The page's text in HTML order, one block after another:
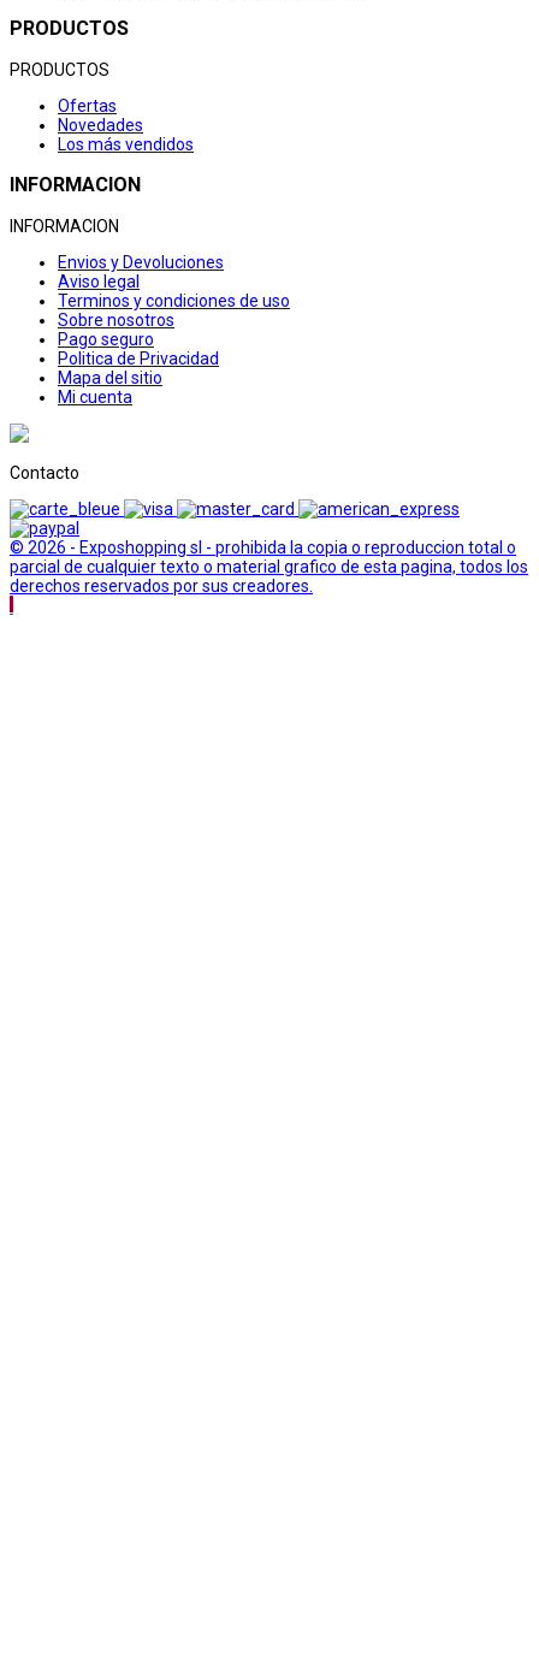
PRODUCTOS
PRODUCTOS
Ofertas
Novedades
Los más vendidos
INFORMACION
INFORMACION
Envios y Devoluciones
Aviso legal
Terminos y condiciones de uso
Sobre nosotros
Pago seguro
Politica de Privacidad
Mapa del sitio
Mi cuenta
Contacto
© 2026 - Exposhopping sl - prohibida la copia o reproduccion total o
parcial de cualquier texto o material grafico de esta pagina, todos los
derechos reservados por sus creadores.